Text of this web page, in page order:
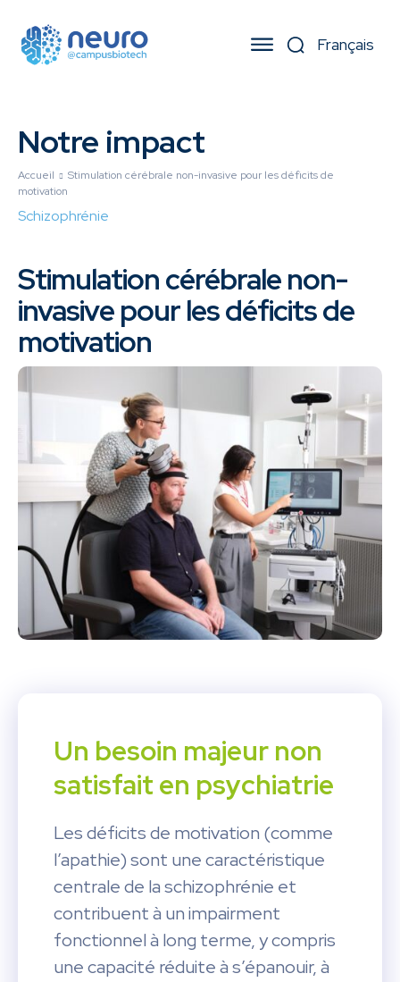
Notre impact
Accueil
Stimulation cérébrale non-invasive pour les déficits de
motivation
Schizophrénie
Stimulation cérébrale non-
invasive pour les déficits de
motivation
Un besoin majeur non
satisfait en psychiatrie
Les déficits de motivation (comme
l’apathie) sont une caractéristique
centrale de la schizophrénie et
contribuent à un impairment
fonctionnel à long terme, y compris
une capacité réduite à s’épanouir, à